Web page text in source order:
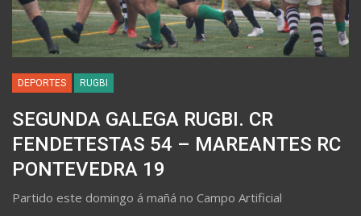
DEPORTES RUGBI
SEGUNDA GALEGA RUGBI. CR
FENDETESTAS 54 – MAREANTES RC
PONTEVEDRA 19
Partido este domingo á mañá no Campo Artificial